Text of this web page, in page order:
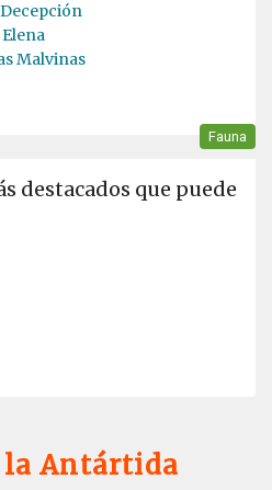
Malvinas
Fauna
destacados que puede
la Antártida